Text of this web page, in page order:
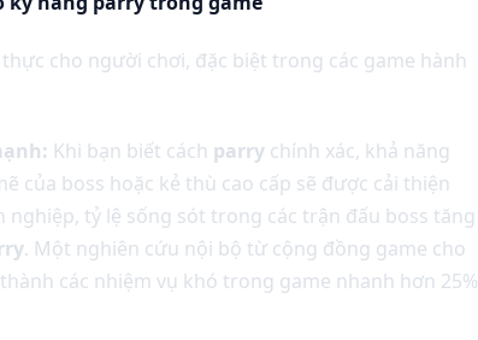
cho người chơi, đặc biệt trong các game hành
Khi bạn biết cách parrychính xác, khả năng
của boss hoặc kẻ thù cao cấp sẽ được cải thiện
tỷ lệ sống sót trong các trận đấu boss tăng
. Một nghiên cứu nội bộ từ cộng đồng game cho
các nhiệm vụ khó trong game nhanh hơn 25%